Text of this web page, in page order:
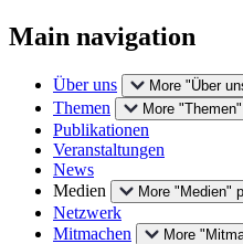
Main navigation
Über uns More "Über
Themen More
Publikationen
Veranstaltungen
News
Medien
More "Medien"
Netzwerk
Mitmachen
More